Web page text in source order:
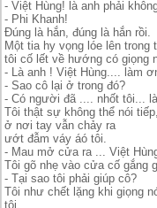
- Việt Hùng! là anh phải
- Phi Khanh!
Đúng là hắn, đúng là hắn rồi.
Một tia hy vọng lóe lên
tôi cố lết về hướng có giọng
- Là anh ! Việt Hùng.... làm
- Sao cô lại ở trong đó?
- Có người đã .... nhốt tôi...
Tôi thật sự không thể nói
ở nơi tay vẫn chảy ra
ướt đẫm váy áó tôi.
- Mau mở cửa ra ... Việt
Tôi gõ nhẹ vào cửa cố gắng
- Tại sao tôi phải giúp cô?
Tôi như chết lặng khi giọng
tôi.